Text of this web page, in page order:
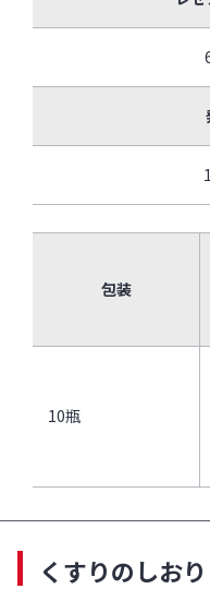
包装
10瓶
くすりのしおり